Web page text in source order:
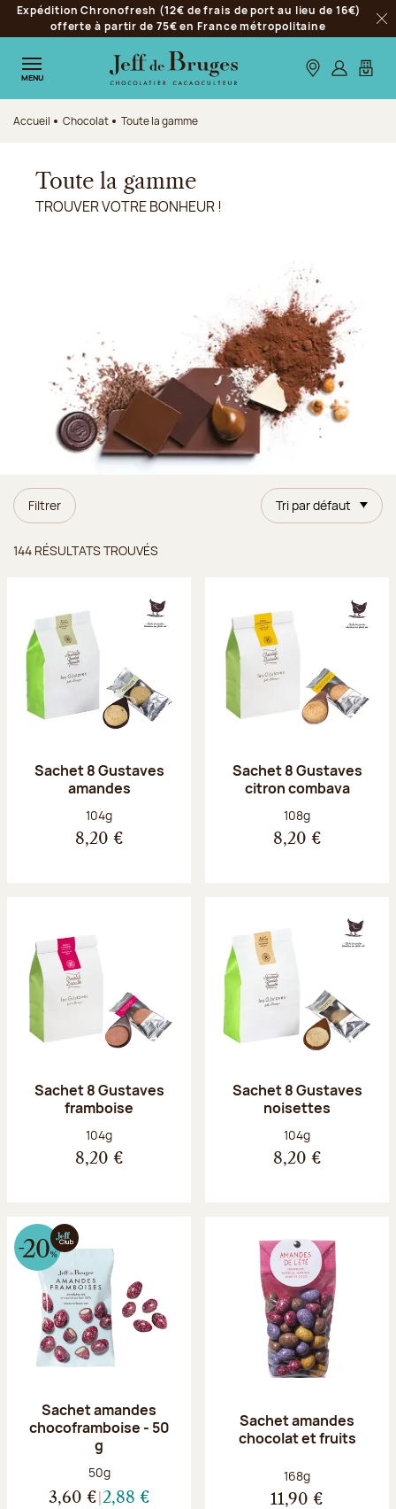
Aller à la navigation
Aller au contenu principal
Aller au pied de page
Expédition Chronofresh (12€ de frais de port au lieu de 16€)
offerte à partir de 75€ en France métropolitaine
MENU Nos boutiques
S’identifier
Mon
Accueil Chocolat Toute la gamme
Toute la gamme
TROUVER VOTRE BONHEUR !
Filtrer Tri par défaut
144 RÉSULTATS TROUVÉS
Sachet 8 Gustaves
amandes
Poids net :
104g
8,20 €
Sachet 8 Gustaves
citron combava
Poids net :
108g
8,20 €
Sachet 8 Gustaves
framboise
Poids net :
104g
8,20 €
Sachet 8 Gustaves
noisettes
Poids net :
104g
8,20 €
Sachet amandes
chocoframboise - 50
g
Poids net :
50g
3,60 € 2,88 €
Sachet amandes
chocolat et fruits
Poids net :
168g
11,90 €